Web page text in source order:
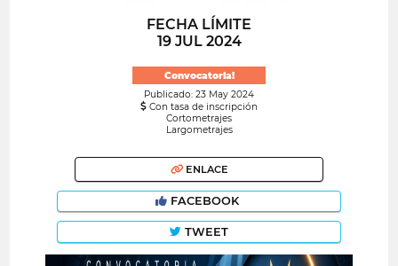
FECHA LÍMITE
19 JUL 2024
Convocatoria!
Publicado: 23 May 2024
Con tasa de inscripción
Cortometrajes
Largometrajes
ENLACE
FACEBOOK
TWEET